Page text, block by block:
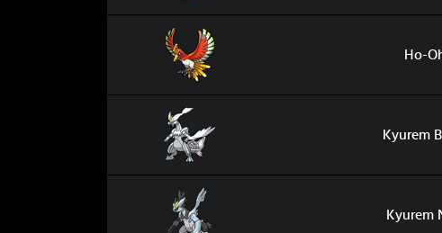
Ho-
Kyurem
Kyurem